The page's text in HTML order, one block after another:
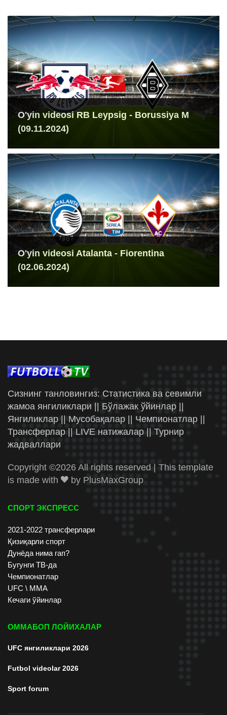
O'yin videosi RB Leypsig - Borussiya M
(09.11.2024)
O'yin videosi Atalanta - Fiorentina
(02.06.2024)
Сизнинг танловингиз: Статистика ва севимли
жамоа янгиликлари || Бўлажак ўйинлар ||
Янгиликлар || Мусобақалар || Чемпионатлар ||
Трансферлар || LIVE натижалар || Турнир
жадваллари
Copyright ©2026 All rights reserved | This template
is made with
by PlusMaxGroup
СПОРТ ЭКСПРЕСС
2021-2022 трансферлари
Қизиқарли спорт
Дунёда нима гап?
Бугунги ТВ-да
Чемпионатлар
UFC \ ММА
Кечаги ўйинлар
ОММАБОП ЛОЙИХАЛАР
UFC янгиликлари 2026
Futbol videolar 2026
Sport forum